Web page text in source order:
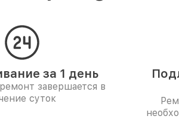
за 1 день
завершается в
суток